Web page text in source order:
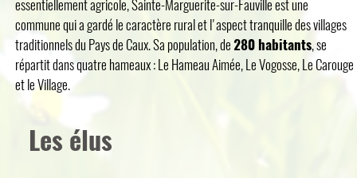
essentiellement agricole, Sainte-Marguerite-sur-Fauville est une
commune qui a gardé le caractère rural et l'aspect tranquille des villages
traditionnels du Pays de Caux. Sa population, de 280 habitants, se
répartit dans quatre hameaux : Le Hameau Aimée, Le Vogosse, Le Carouge
et le Village.
Les élus